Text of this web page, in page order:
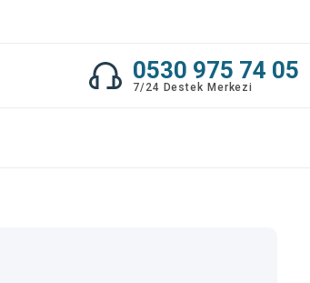
0530 975 74 05
7/24 Destek Merkezi